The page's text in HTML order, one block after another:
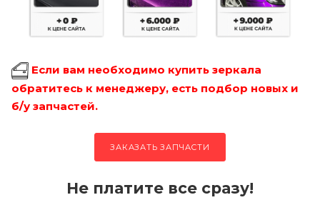
Если вам необходимо купить зеркала
обратитесь к менеджеру, есть подбор новых и
б/у запчастей.
ЗАКАЗАТЬ ЗАПЧАСТИ
Не платите все сразу!